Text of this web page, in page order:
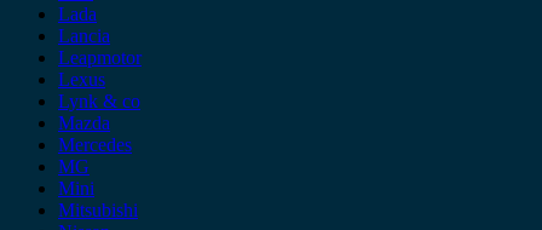
Lada
Lancia
Leapmotor
Lexus
Lynk & co
Mazda
Mercedes
MG
Mini
Mitsubishi